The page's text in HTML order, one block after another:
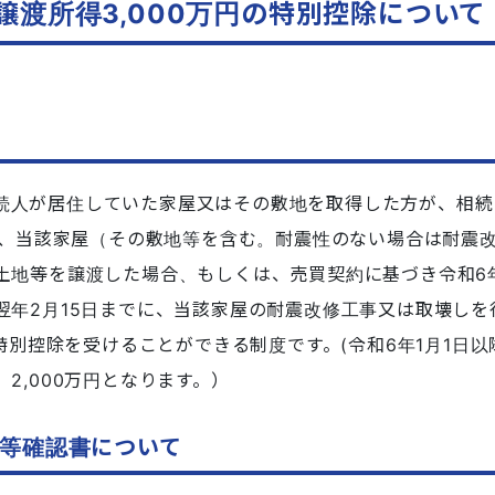
渡所得3,000万円の特別控除について
人が居住していた家屋又はその敷地を取得した方が、相
当該家屋（その敷地等を含む。耐震性のない場合は耐震
地等を譲渡した場合、もしくは、売買契約に基づき令和6
年2月15日までに、当該家屋の耐震改修工事又は取壊し
控除を受けることができる制度です。(令和6年1月1日
万円となります。）
確認書について